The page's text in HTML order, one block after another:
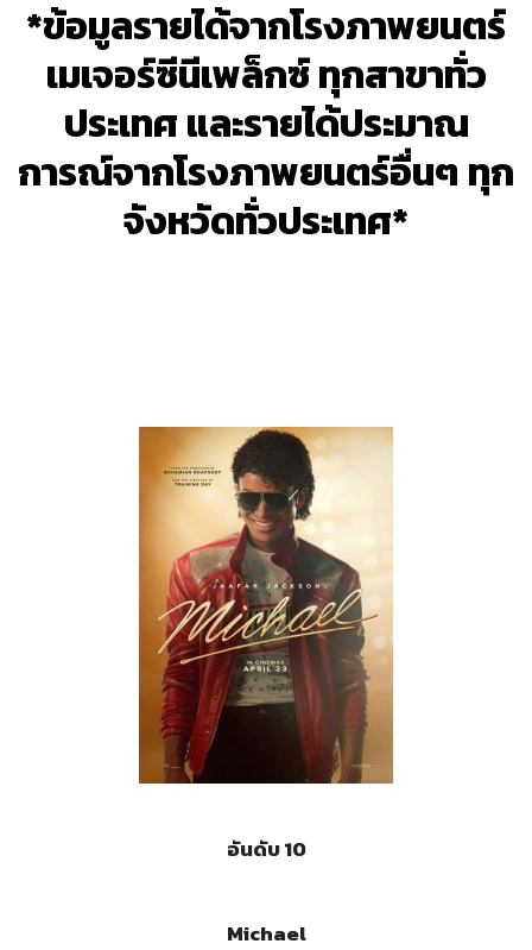
*ข้อมูลรายได้จากโรงภาพยนตร์
เมเจอร์ซีนีเพล็กซ์ ทุกสาขาทั่ว
ประเทศ และรายได้ประมาณ
การณ์จากโรงภาพยนตร์อื่นๆ ทุก
จังหวัดทั่วประเทศ*
อันดับ 10
Michael